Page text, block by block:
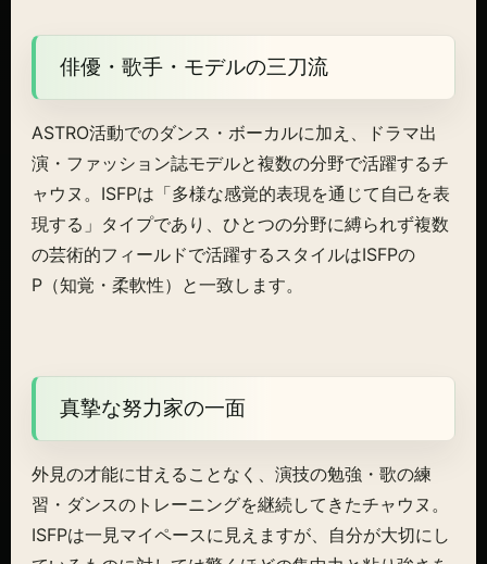
俳優・歌手・モデルの三刀流
ASTRO活動でのダンス・ボーカルに加え、ドラマ出
演・ファッション誌モデルと複数の分野で活躍するチ
ャウヌ。ISFPは「多様な感覚的表現を通じて自己を表
現する」タイプであり、ひとつの分野に縛られず複数
の芸術的フィールドで活躍するスタイルはISFPの
P（知覚・柔軟性）と一致します。
真摯な努力家の一面
外見の才能に甘えることなく、演技の勉強・歌の練
習・ダンスのトレーニングを継続してきたチャウヌ。
ISFPは一見マイペースに見えますが、自分が大切にし